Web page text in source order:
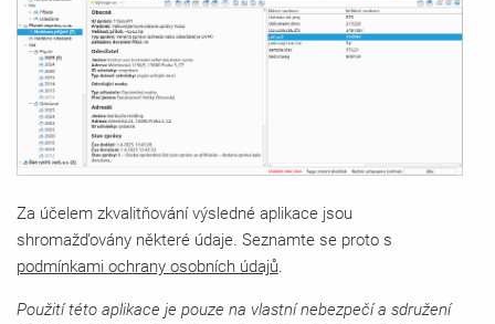
Za účelem zkvalitňování výsledné aplikace jsou
shromažďovány některé údaje. Seznamte se proto s
podmínkami ochrany osobních údajů.
Použití této aplikace je pouze na vlastní nebezpečí a sdružení